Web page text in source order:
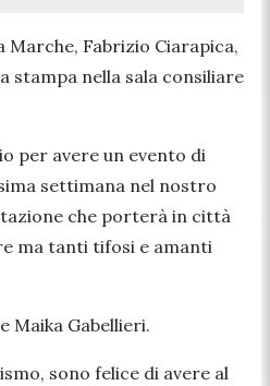
Marche, Fabrizio Ciarapica,
stampa nella sala consiliare
per avere un evento di
settimana nel nostro
che porterà in città
ma tanti tifosi e amanti
Maika Gabellieri.
sono felice di avere al